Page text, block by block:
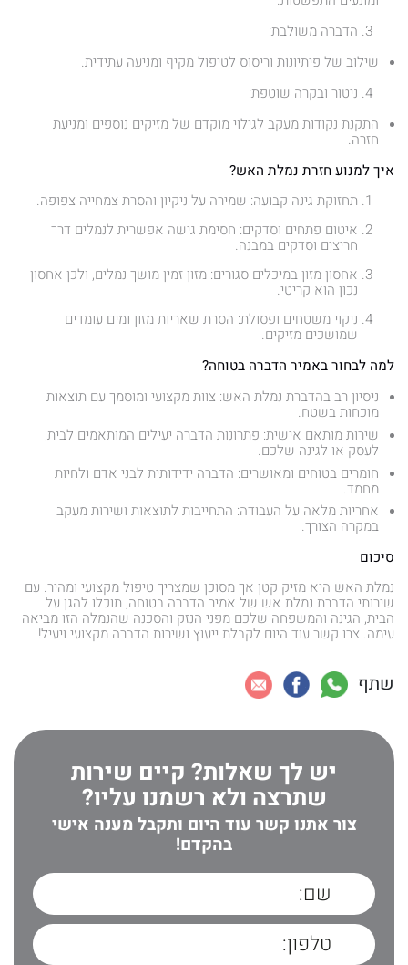
הדברה משולבת:
שילוב של פיתיונות וריסוס לטיפול מקיף ומניעה עתידית.
ניטור ובקרה שוטפת:
התקנת נקודות מעקב לגילוי מוקדם של מזיקים נוספים ומניעת
חזרה.
איך למנוע חזרת נמלת האש?
תחזוקת גינה קבועה: שמירה על ניקיון והסרת צמחייה צפופה.
איטום פתחים וסדקים: חסימת גישה אפשרית לנמלים דרך
חריצים וסדקים במבנה.
אחסון מזון במיכלים סגורים: מזון זמין מושך נמלים, ולכן אחסון
נכון הוא קריטי.
ניקוי משטחים ופסולת: הסרת שאריות מזון ומים עומדים
שמושכים מזיקים.
למה לבחור באמיר הדברה בטוחה?
ניסיון רב בהדברת נמלת האש: צוות מקצועי ומוסמך עם תוצאות
מוכחות בשטח.
שירות מותאם אישית: פתרונות הדברה יעילים המותאמים לבית,
לעסק או לגינה שלכם.
חומרים בטוחים ומאושרים: הדברה ידידותית לבני אדם ולחיות
מחמד.
אחריות מלאה על העבודה: התחייבות לתוצאות ושירות מעקב
במקרה הצורך.
סיכום
נמלת האש היא מזיק קטן אך מסוכן שמצריך טיפול מקצועי ומהיר. עם
שירותי הדברת נמלת אש של אמיר הדברה בטוחה, תוכלו להגן על
הבית, הגינה והמשפחה שלכם מפני הנזק והסכנה שהנמלה הזו מביאה
עימה. צרו קשר עוד היום לקבלת ייעוץ ושירות הדברה מקצועי ויעיל!
שתף
יש לך שאלות? קיים שירות
שתרצה ולא רשמנו עליו?
צור אתנו קשר עוד היום ותקבל מענה אישי
בהקדם!